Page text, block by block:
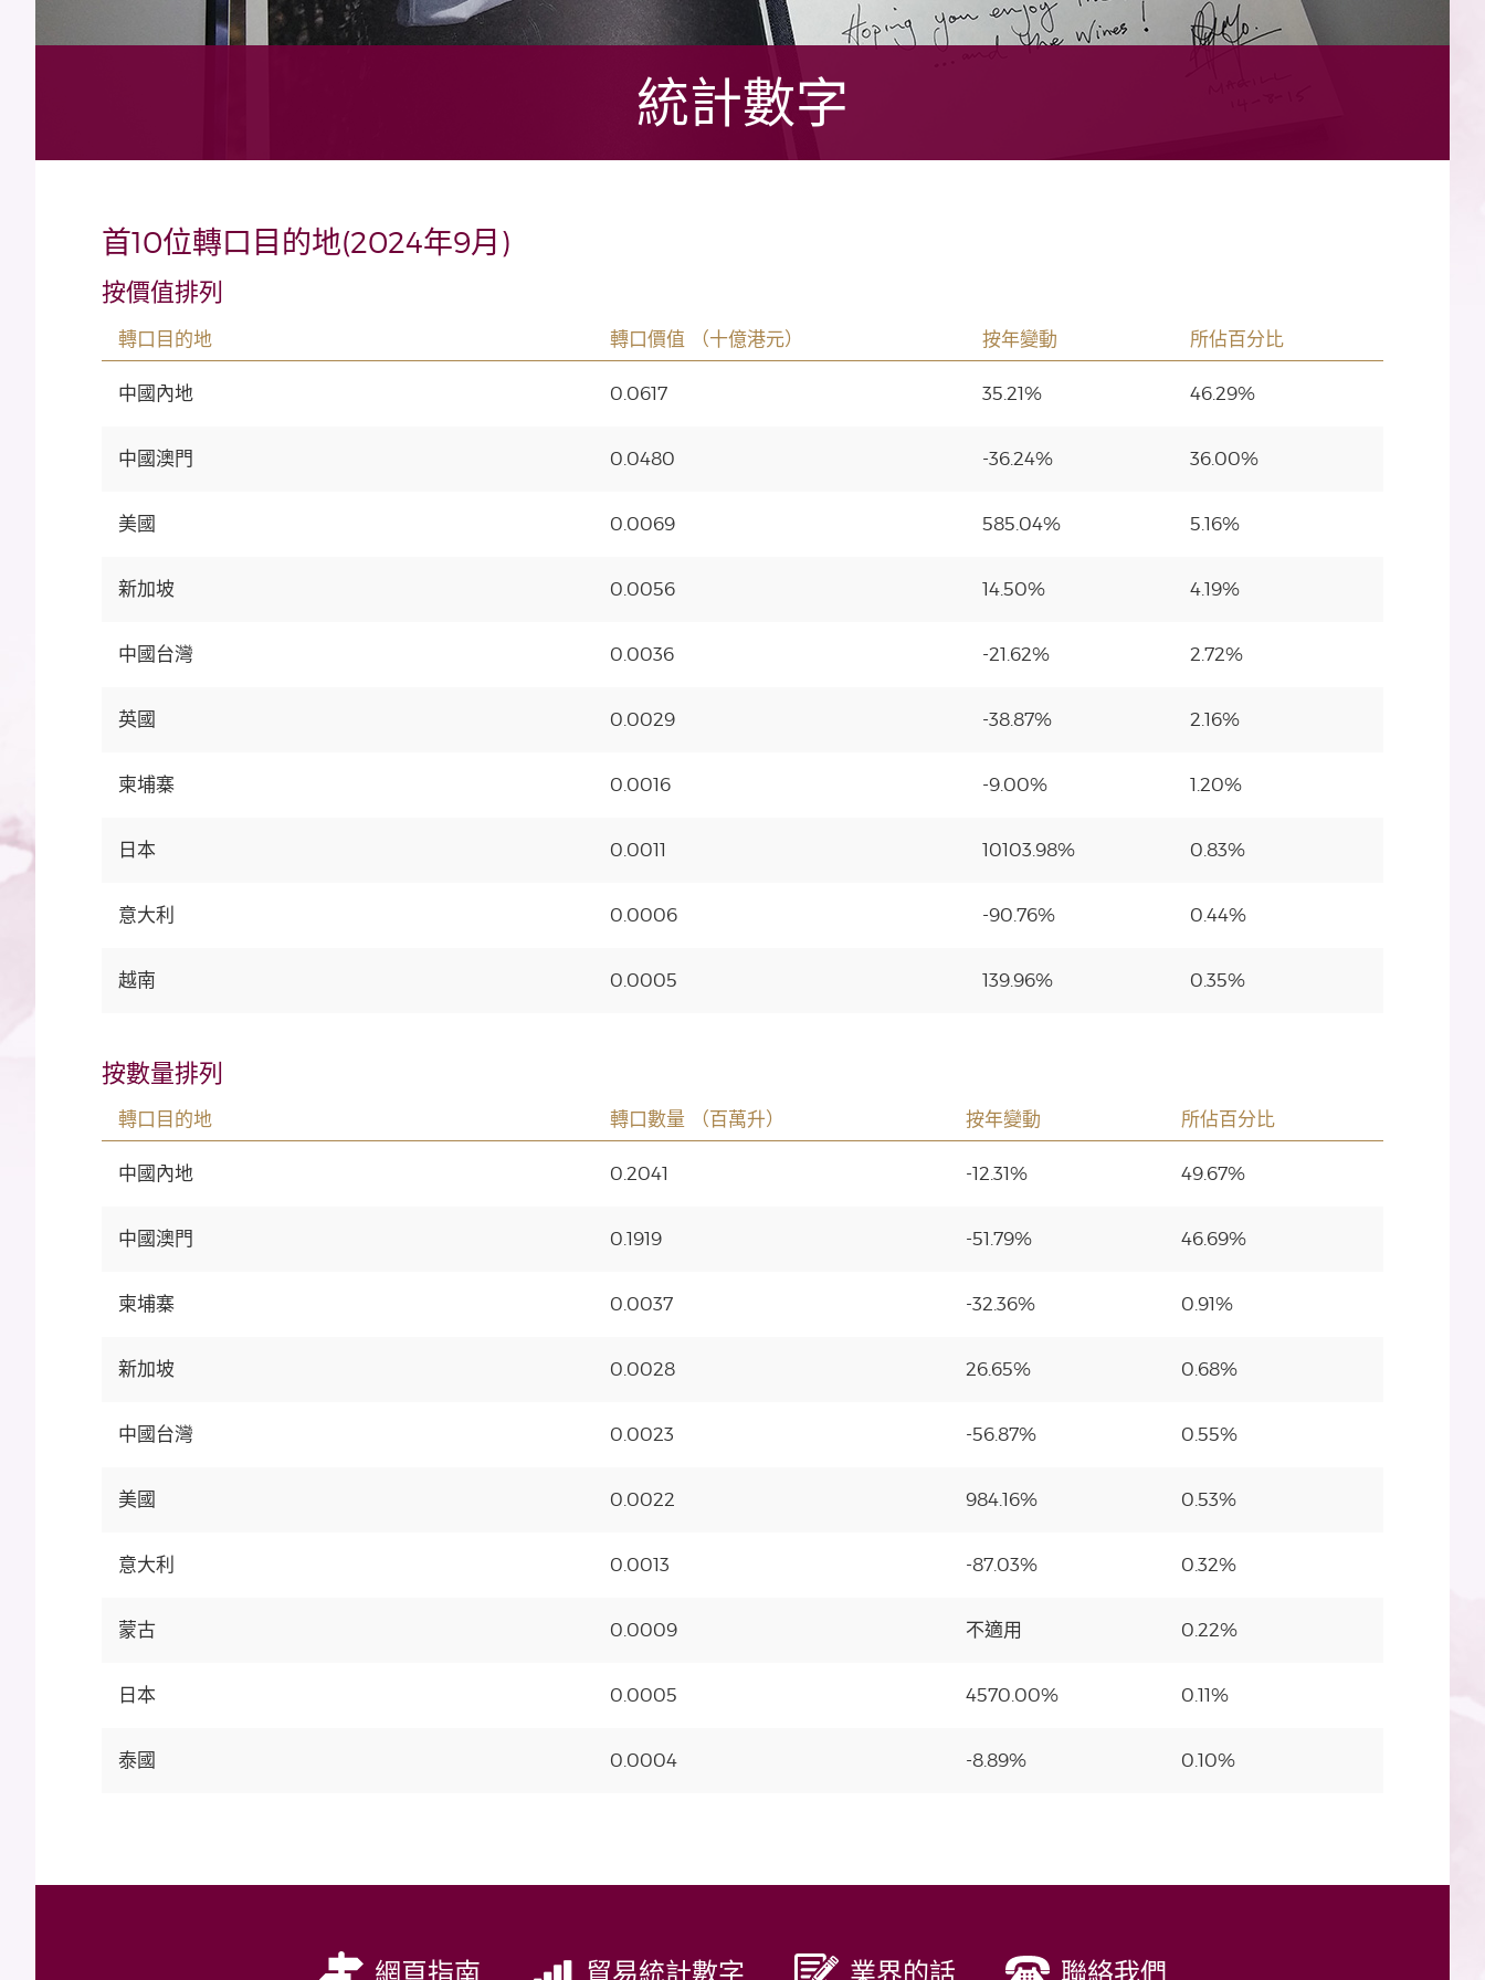
統計數字
首10位轉口目的地(2024年9月)
按價值排列
轉口目的地 轉口價值 （十億港元） 按年變動 所佔百分比
中國內地 0.0617 35.21% 46.29%
中國澳門 0.0480 -36.24% 36.00%
美國 0.0069 585.04% 5.16%
新加坡 0.0056 14.50% 4.19%
中國台灣 0.0036 -21.62% 2.72%
英國 0.0029 -38.87% 2.16%
柬埔寨 0.0016 -9.00% 1.20%
日本 0.0011 10103.98% 0.83%
意大利 0.0006 -90.76% 0.44%
越南 0.0005 139.96% 0.35%
按數量排列
轉口目的地 轉口數量 （百萬升） 按年變動 所佔百分比
中國內地 0.2041 -12.31% 49.67%
中國澳門 0.1919 -51.79% 46.69%
柬埔寨 0.0037 -32.36% 0.91%
新加坡 0.0028 26.65% 0.68%
中國台灣 0.0023 -56.87% 0.55%
美國 0.0022 984.16% 0.53%
意大利 0.0013 -87.03% 0.32%
蒙古 0.0009 不適用 0.22%
日本 0.0005 4570.00% 0.11%
泰國 0.0004 -8.89% 0.10%
網頁指南 貿易統計數字 業界的話 聯絡我們